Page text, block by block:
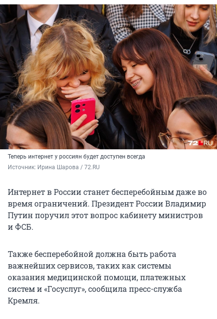
Теперь интернет у россиян будет доступен всегда
Источник: Ирина Шарова / 72.RU
Интернет в России станет бесперебойным даже во
время ограничений. Президент России Владимир
Путин поручил этот вопрос кабинету министров
и ФСБ.
Также бесперебойной должна быть работа
важнейших сервисов, таких как системы
оказания медицинской помощи, платежных
систем и «Госуслуг», сообщила пресс-служба
Кремля.